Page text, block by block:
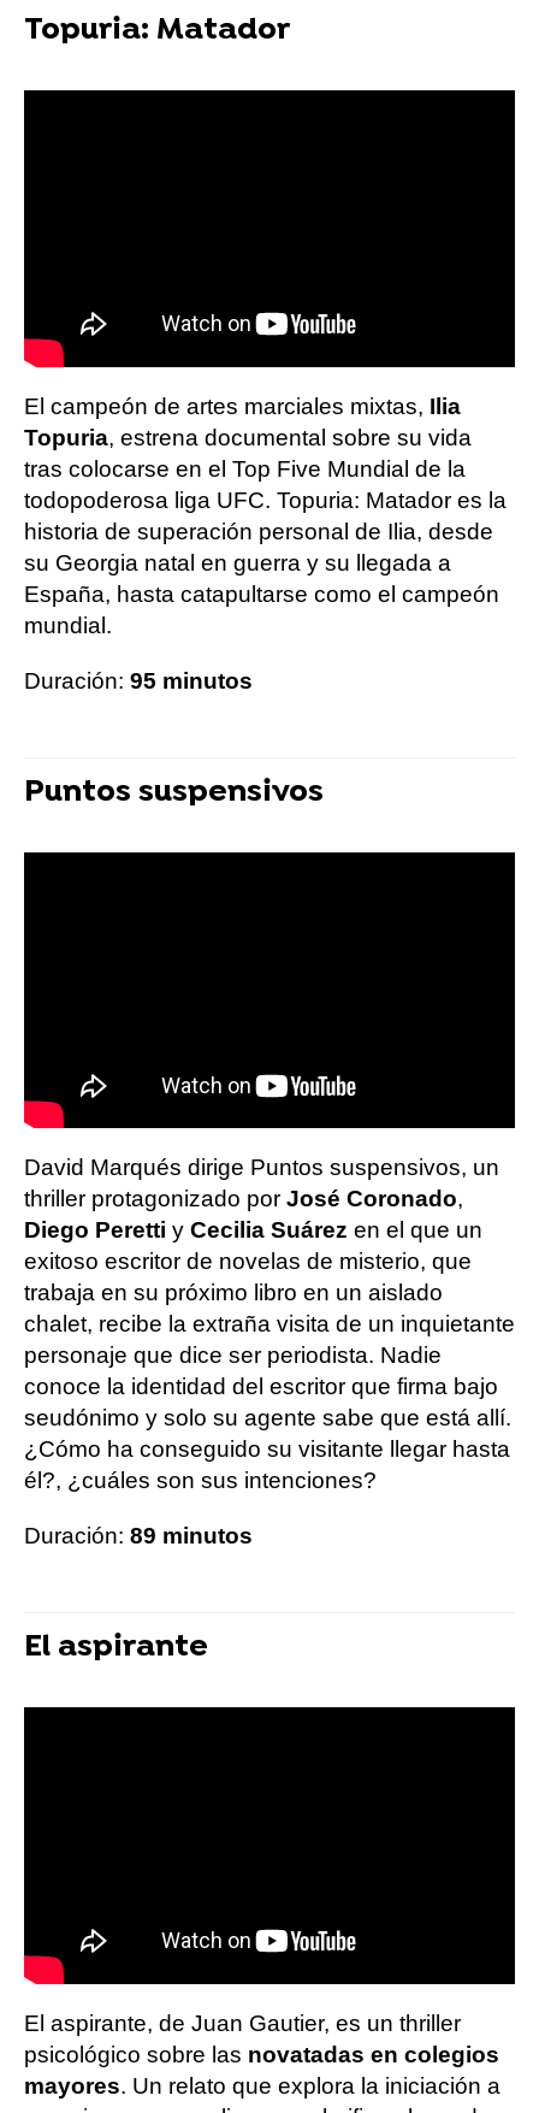
Topuria: Matador
El campeón de artes marciales mixtas, Ilia
Topuria, estrena documental sobre su vida
tras colocarse en el Top Five Mundial de la
todopoderosa liga UFC. Topuria: Matador es la
historia de superación personal de Ilia, desde
su Georgia natal en guerra y su llegada a
España, hasta catapultarse como el campeón
mundial.
Duración: 95 minutos
Puntos suspensivos
David Marqués dirige Puntos suspensivos, un
thriller protagonizado por José Coronado,
Diego Peretti y Cecilia Suárez en el que un
exitoso escritor de novelas de misterio, que
trabaja en su próximo libro en un aislado
chalet, recibe la extraña visita de un inquietante
personaje que dice ser periodista. Nadie
conoce la identidad del escritor que firma bajo
seudónimo y solo su agente sabe que está allí.
¿Cómo ha conseguido su visitante llegar hasta
él?, ¿cuáles son sus intenciones?
Duración: 89 minutos
El aspirante
El aspirante, de Juan Gautier, es un thriller
psicológico sobre las novatadas en colegios
mayores. Un relato que explora la iniciación a